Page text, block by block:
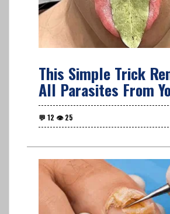
This Simple Trick
All Parasites From